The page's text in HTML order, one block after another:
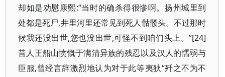
却如是劝慰康熙:“当时的确杀得很惨啊。扬州城里到
处都是死尸,井里河里还常见到死人骷髅头。不过那时
候我还没出世,您也没出世,可怪不到咱们头上。”[24]
昔人王船山愤慨于满清异族的残忍以及汉人的懦弱与
臣服,曾经言辞激烈地认为对于此等夷狄“歼之不为不